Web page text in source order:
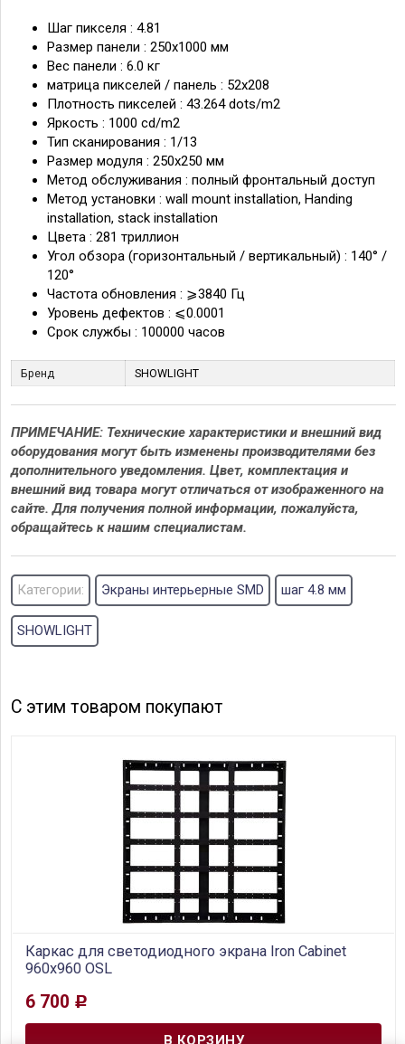
Шаг пикселя : 4.81
Размер панели : 250х1000 мм
Вес панели : 6.0 кг
матрица пикселей / панель : 52х208
Плотность пикселей : 43.264 dots/m2
Яркость : 1000 cd/m2
Тип сканирования : 1/13
Размер модуля : 250х250 мм
Метод обслуживания : полный фронтальный доступ
Метод установки : wall mount installation, Handing
installation, stack installation
Цвета : 281 триллион
Угол обзора (горизонтальный / вертикальный) : 140° /
120°
Частота обновления : ⩾3840 Гц
Уровень дефектов : ⩽0.0001
Срок службы : 100000 часов
Бренд SHOWLIGHT
ПРИМЕЧАНИЕ: Технические характеристики и внешний вид
оборудования могут быть изменены производителями без
дополнительного уведомления. Цвет, комплектация и
внешний вид товара могут отличаться от изображенного на
сайте. Для получения полной информации, пожалуйста,
обращайтесь к нашим специалистам.
Категории: Экраны интерьерные SMD шаг 4.8 мм
SHOWLIGHT
С этим товаром покупают
Каркас для светодиодного экрана Iron Cabinet
960x960 OSL
В наличии
Упрощенный металлический корпус без задней крышки​
6 700 Р